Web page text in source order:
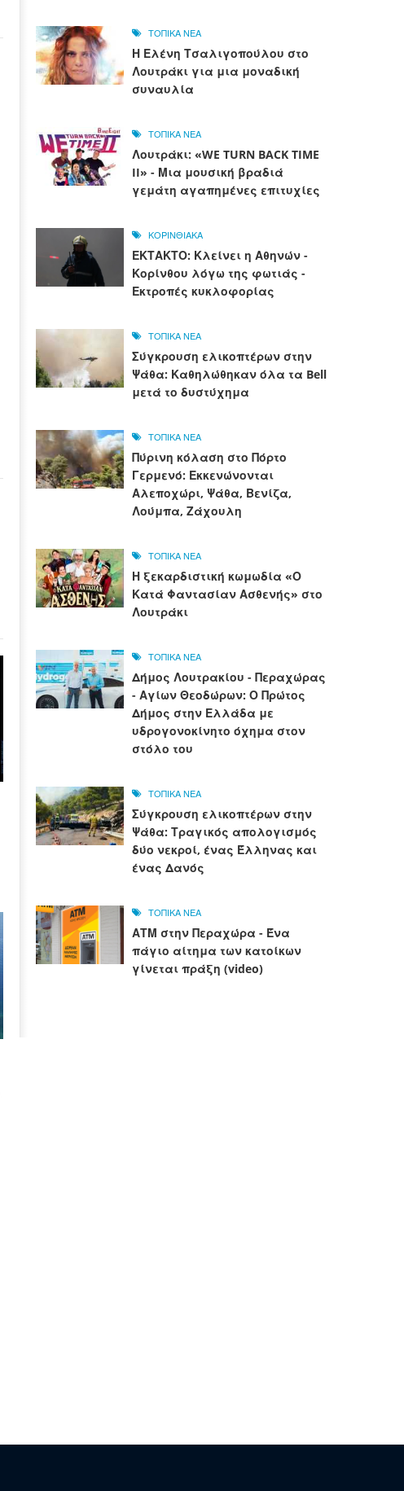
ΤΟΠΙΚΑ ΝΕΑ
Η Ελένη Τσαλιγοπούλου στο
Λουτράκι για μια μοναδική
συναυλία
ΤΟΠΙΚΑ ΝΕΑ
Λουτράκι: «WE TURN BACK TIME
II» - Μια μουσική βραδιά
γεμάτη αγαπημένες επιτυχίες
ΚΟΡΙΝΘΙΑΚΑ
ΕΚΤΑΚΤΟ: Κλείνει η Αθηνών -
Κορίνθου λόγω της φωτιάς -
Εκτροπές κυκλοφορίας
ΤΟΠΙΚΑ ΝΕΑ
Σύγκρουση ελικοπτέρων στην
Ψάθα: Καθηλώθηκαν όλα τα Bell
μετά το δυστύχημα
ΤΟΠΙΚΑ ΝΕΑ
Πύρινη κόλαση στο Πόρτο
Γερμενό: Εκκενώνονται
Αλεποχώρι, Ψάθα, Βενίζα,
Λούμπα, Ζάχουλη
ΤΟΠΙΚΑ ΝΕΑ
Η ξεκαρδιστική κωμωδία «Ο
Κατά Φαντασίαν Ασθενής» στο
Λουτράκι
ΤΟΠΙΚΑ ΝΕΑ
Δήμος Λουτρακίου - Περαχώρας
- Αγίων Θεοδώρων: Ο Πρώτος
Δήμος στην Ελλάδα με
υδρογονοκίνητο όχημα στον
στόλο του
ΤΟΠΙΚΑ ΝΕΑ
Σύγκρουση ελικοπτέρων στην
Ψάθα: Τραγικός απολογισμός
δύο νεκροί, ένας Έλληνας και
ένας Δανός
ΤΟΠΙΚΑ ΝΕΑ
ΑΤΜ στην Περαχώρα - Ένα
πάγιο αίτημα των κατοίκων
γίνεται πράξη (video)